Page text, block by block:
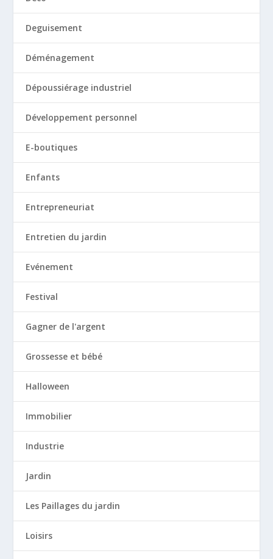
Deguisement
Déménagement
Dépoussiérage industriel
Développement personnel
E-boutiques
Enfants
Entrepreneuriat
Entretien du jardin
Evénement
Festival
Gagner de l'argent
Grossesse et bébé
Halloween
Immobilier
Industrie
Jardin
Les Paillages du jardin
Loisirs